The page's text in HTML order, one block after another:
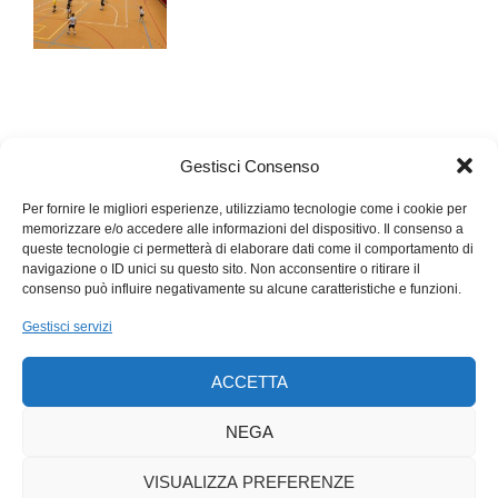
Gestisci Consenso
Per fornire le migliori esperienze, utilizziamo tecnologie come i cookie per
memorizzare e/o accedere alle informazioni del dispositivo. Il consenso a
queste tecnologie ci permetterà di elaborare dati come il comportamento di
navigazione o ID unici su questo sito. Non acconsentire o ritirare il
consenso può influire negativamente su alcune caratteristiche e funzioni.
Gestisci servizi
ACCETTA
NEGA
VISUALIZZA PREFERENZE
del Terzo Paradisotestimoniano come questo segno sia
entrato a far parte del paesaggio contemporaneo, dalla sua
al Monte Verità e nel parco del Museo del Castello di San
l’impiego di grossi sassi levigati dal tempo e con quasi cento
piante. Due tracce del passaggio dell’artista nel borgo ticinese
che appaiono come potente metafora della ricerca di una
nuova estetica e di una nuova etica, di un più ampio senso
dell’umano e della verità.